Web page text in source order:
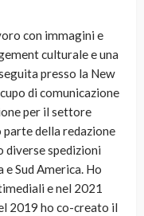
con immagini e
culturale e una
presso la New
di comunicazione
per il settore
della redazione
diverse spedizioni
Sud America. Ho
e nel 2021
2019 ho co-creato il